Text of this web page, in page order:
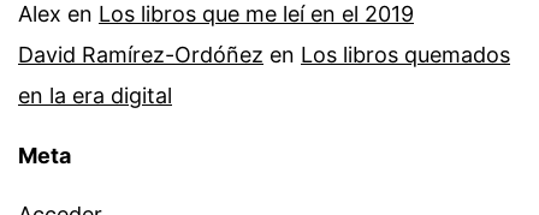
Alex en Los libros que me leí en el 2019
David Ramírez-Ordóñez en Los libros quemados
en la era digital
Meta